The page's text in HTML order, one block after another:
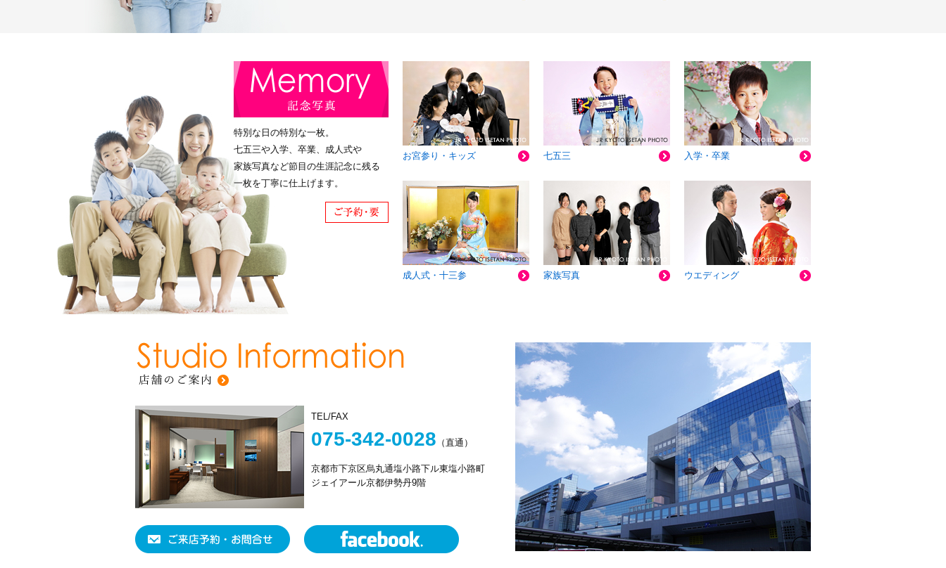
特別な日の特別な一枚。
七五三や入学、卒業、成人式や
家族写真など節目の生涯記念に残る
一枚を丁寧に仕上げます。
お宮参り・キッズ 七五三 入学・卒業
成人式・十三参 家族写真 ウエディング
TEL/FAX
075-342-0028 （直通）
京都市下京区烏丸通塩小路下ル東塩小路町
ジェイアール京都伊勢丹9階